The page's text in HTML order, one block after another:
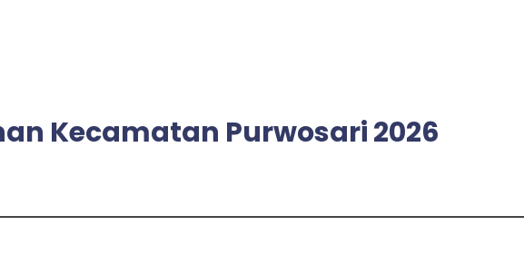
Kecamatan Purwosari 2026